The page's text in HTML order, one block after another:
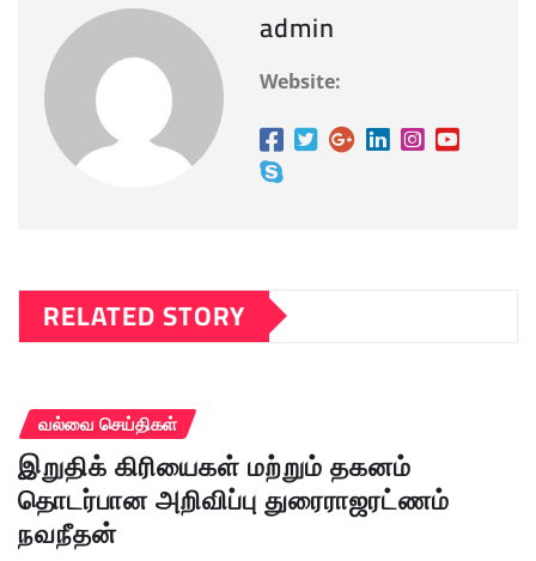
admin
Website:
RELATED STORY
வல்வை செய்திகள்
இறுதிக் கிரியைகள் மற்றும் தகனம்
தொடர்பான அறிவிப்பு துரைராஜரட்ணம்
நவநீதன்